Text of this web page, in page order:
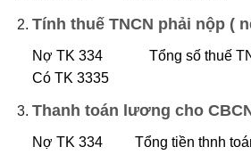
Tính thuế TNCN phải nộp (
Nợ TK 334 Tổng số thuế
Có TK 3335
Thanh toán lương cho
Nợ TK 334 Tổng tiền thnh